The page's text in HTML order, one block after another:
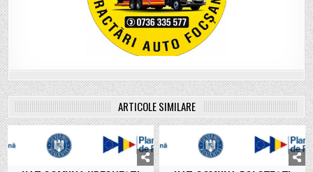
ARTICOLE SIMILARE